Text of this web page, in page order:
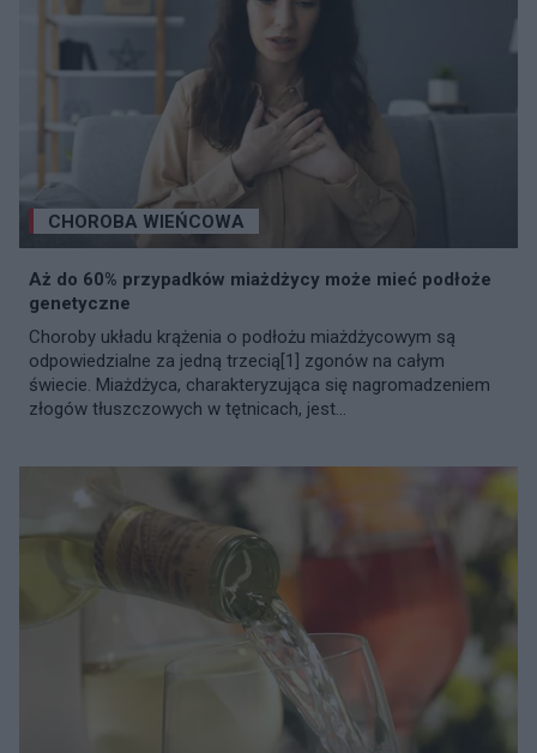
CHOROBA WIEŃCOWA
Aż do 60% przypadków miażdżycy może mieć podłoże
genetyczne
Choroby układu krążenia o podłożu miażdżycowym są
odpowiedzialne za jedną trzecią[1] zgonów na całym
świecie. Miażdżyca, charakteryzująca się nagromadzeniem
złogów tłuszczowych w tętnicach, jest...